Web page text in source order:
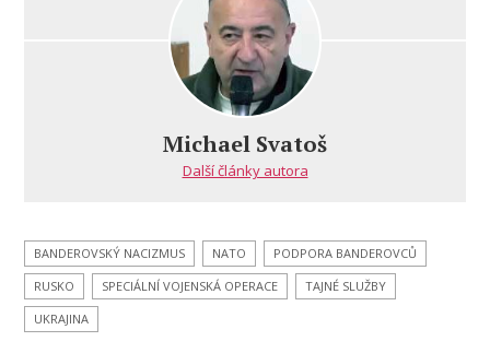
Včerejší
Pentagonu
–
způsobech
vedení
boje
Michael Svatoš
Další články autora
BANDEROVSKÝ NACIZMUS NATO
PODPORA BANDEROVCŮ
RUSKO
SPECIÁLNÍ VOJENSKÁ OPERACE
TAJNÉ SLUŽBY
UKRAJINA